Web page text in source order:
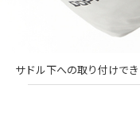
サドル下への取り付けで